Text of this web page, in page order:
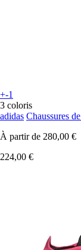
+-1
3 coloris
adidas Chaussures
À partir de 280,00 €
224,00 €